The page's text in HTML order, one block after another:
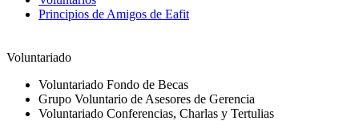
Principios de Amigos de Eafit
Voluntariado
Voluntariado Fondo de Becas
Grupo Voluntario de Asesores de Gerencia
Voluntariado Conferencias, Charlas y Tertulias